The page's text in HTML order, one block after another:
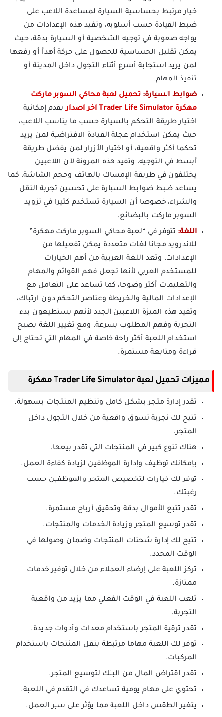
خيار مرتبط بحساسية السيارة لمساعدة اللاعب على
ضبط القيادة حسب أسلوبه، وتفيد هذه الإعدادات من
يواجه صعوبة في توجيه الشخصية أو السيارة بدقة، حيث
يمكن تقليل الحساسية للحصول على حركة أهدأ أو رفعها
لمن يريد استجابة أسرع أثناء التجول داخل المدينة أو
تنفيذ المهام.
ضوابط السيارة: تحميل لعبة محاكي السوبر ماركت
مهكرة Trader Life Simulator اخر اصدار
يقدم إمكانية
اختيار طريقة التحكم بالسيارة حسب ما يناسب اللاعب،
حيث يمكن استخدام عجلة القيادة الافتراضية لمن يريد
تحكما أكثر واقعية، أو اختيار الأزرار لمن يفضل طريقة
أبسط في التوجيه، وتفيد هذه المرونة لأن اللاعبين
يختلفون في طريقة الإمساك بالهاتف وحجم الشاشة، كما
يساعد ضبط ضوابط السيارة على تحسين تجربة النقل
والشراء، خصوصا أن السيارة تستخدم كثيرا في تزويد
السوبر ماركت بالبضائع.
اللغة: تتوفر في “لعبة محاكي السوبر ماركت مهكرة”
للاندرويد مجانا لغات متعددة يمكن تفعيلها من
الإعدادات، وتعد اللغة العربية من أهم الخيارات
للمستخدم العربي لأنها تجعل فهم القوائم والمهام
والتعليمات أكثر وضوحا، كما تساعد على التعامل مع
الإعدادات المالية والخريطة وعناصر التحكم دون ارتباك،
وتفيد هذه الميزة اللاعبين الجدد لأنهم يستطيعون بدء
التجربة وفهم المطلوب بسرعة، ومع تغيير اللغة يصبح
استخدام اللعبة أكثر راحة خاصة في المهام التي تحتاج إلى
قراءة ومتابعة مستمرة.
مميزات تحميل لعبة Trader Life Simulator مهكرة
تقدر إدارة متجر بشكل كامل وتنظيم المنتجات بسهولة.
تتيح لك تجربة تسوق واقعية من خلال التجول داخل
المتجر.
هناك تنوع كبير في المنتجات التي تقدر بيعها.
بإمكانك توظيف وإدارة الموظفين لزيادة كفاءة العمل.
توفر لك خيارات لتخصيص المتجر والموظفين حسب
رغبتك.
تقدر تتبع الأموال بدقة وتحقيق أرباح مستمرة.
تقدر توسيع المتجر وزيادة الخدمات والمنتجات.
تتيح لك إدارة شحنات المنتجات وضمان وصولها في
الوقت المحدد.
تركز اللعبة على إرضاء العملاء من خلال توفير خدمات
ممتازة.
تلعب اللعبة في الوقت الفعلي مما يزيد من واقعية
التجربة.
تقدر ترقية المتجر باستخدام معدات وأدوات جديدة.
توفر لك اللعبة مهاما مرتبطة بنقل المنتجات باستخدام
المركبات.
تقدر اقتراض المال من البنك لتوسيع المتجر.
تحتوي على مهام يومية تساعدك في التقدم في اللعبة.
يتغير الطقس داخل اللعبة مما يؤثر على سير العمل.